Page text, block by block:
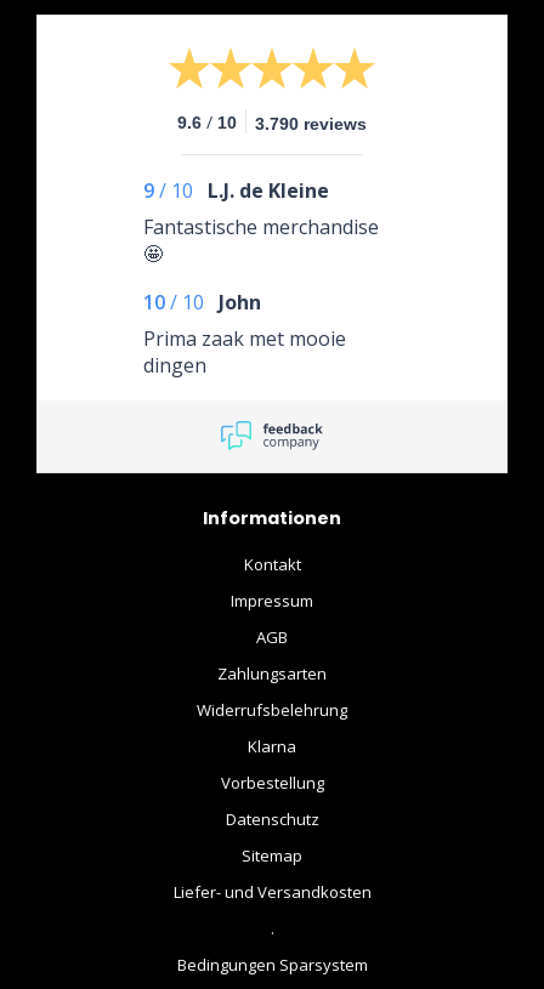
9.6 / 10 3.790 reviews
9/ 10
L.J. de Kleine
Fantastische merchandise
🤩
10/ 10
John
Prima zaak met mooie
dingen
Informationen
Kontakt
Impressum
AGB
Zahlungsarten
Widerrufsbelehrung
Klarna
Vorbestellung
Datenschutz
Sitemap
Liefer- und Versandkosten
.
Bedingungen Sparsystem